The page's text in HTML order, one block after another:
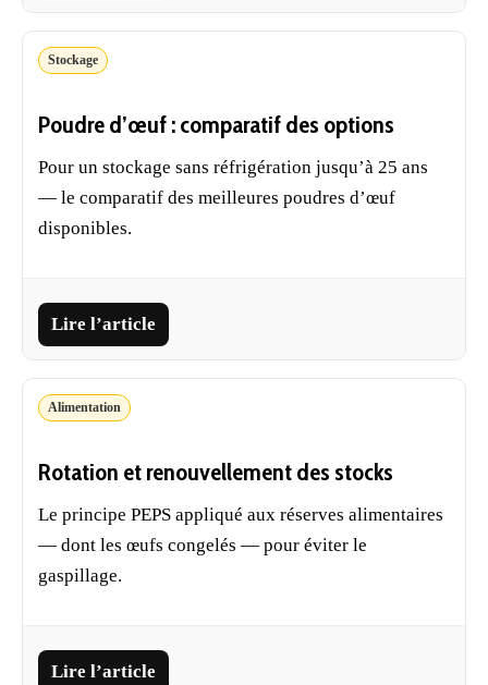
Stockage
Poudre d’œuf : comparatif des options
Pour un stockage sans réfrigération jusqu’à 25 ans
— le comparatif des meilleures poudres d’œuf
disponibles.
Lire l’article
Alimentation
Rotation et renouvellement des stocks
Le principe PEPS appliqué aux réserves alimentaires
— dont les œufs congelés — pour éviter le
gaspillage.
Lire l’article